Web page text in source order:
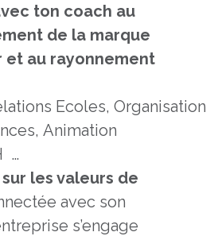
ton coach au
de la marque
et au rayonnement
Ecoles, Organisation
Animation
…
les valeurs de
avec son
s’engage